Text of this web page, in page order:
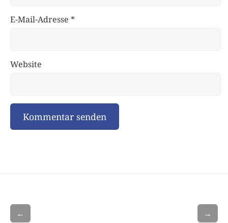
E-Mail-Adresse *
Website
← →